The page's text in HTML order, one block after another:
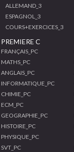
ALLEMAND_3
ESPAGNOL_3
COURS+EXERCICES_3
PREMIERE C
FRANÇAIS_PC
MATHS_PC
ANGLAIS_PC
INFORMATIQUE_PC
CHIMIE_PC
ECM_PC
GEOGRAPHIE_PC
HISTOIRE_PC
PHYSIQUE_PC
SVT_PC